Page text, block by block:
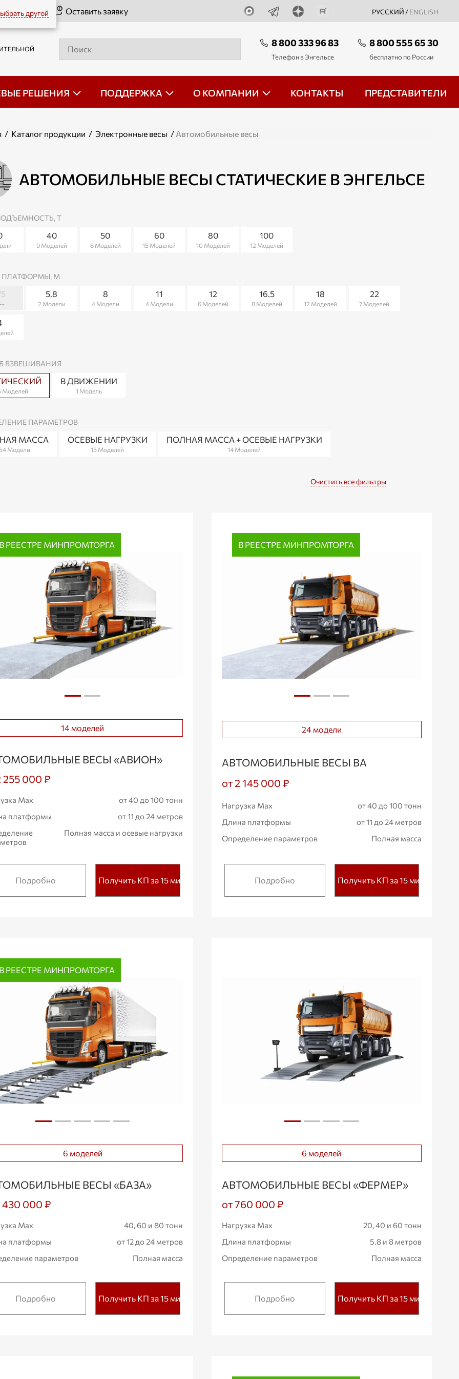
другой РУССКИЙ / ENGLISH
Оставить заявку
8 800 333 96 83
Телефон в Энгельсе
8 800 555 65 30
бесплатно по России
РЕШЕНИЯ ПОДДЕРЖКА О КОМПАНИИ КОНТАКТЫ ПРЕДСТАВИТЕЛИ
/ Каталог продукции / Электронные весы / Автомобильные весы
АВТОМОБИЛЬНЫЕ ВЕСЫ СТАТИЧЕСКИЕ В ЭНГЕЛЬСЕ
Т
40
9 Моделей
50
6 Моделей
60
15 Моделей
80
10 Моделей
100
12 Моделей
М
5.8
2 Модели
8
4 Модели
11
4 Модели
12
6 Моделей
16.5
8 Моделей
18
12 Моделей
22
7 Моделей
ВЗВЕШИВАНИЯ
Моделей
В ДВИЖЕНИИ
1 Модель
ПАРАМЕТРОВ
МАССА
54 Модели
ОСЕВЫЕ НАГРУЗКИ
15 Моделей
ПОЛНАЯ МАССА + ОСЕВЫЕ НАГРУЗКИ
14 Моделей
Очистить все фильтры
В РЕЕСТРЕ МИНПРОМТОРГА
14 моделей
ВЕСЫ «АВИОН»
255 000 ₽
Max
от 40 до 100 тонн
платформы
от 11 до 24 метров
Полная масса и осевые нагрузки
Подробно Получить КП за 15 мин.
В РЕЕСТРЕ МИНПРОМТОРГА
24 модели
АВТОМОБИЛЬНЫЕ ВЕСЫ ВА
от 2 145 000 ₽
Нагрузка Max
от 40 до 100 тонн
Длина платформы
от 11 до 24 метров
Определение параметров
Полная масса
Подробно Получить КП за 15 мин.
В РЕЕСТРЕ МИНПРОМТОРГА
6 моделей
ВЕСЫ «БАЗА»
430 000 ₽
Max
40, 60 и 80 тонн
платформы
от 12 до 24 метров
параметров
Полная масса
Подробно Получить КП за 15 мин.
6 моделей
АВТОМОБИЛЬНЫЕ ВЕСЫ «ФЕРМЕР»
от 760 000 ₽
Нагрузка Max
20, 40 и 60 тонн
Длина платформы
5.8 и 8 метров
Определение параметров
Полная масса
Подробно Получить КП за 15 мин.